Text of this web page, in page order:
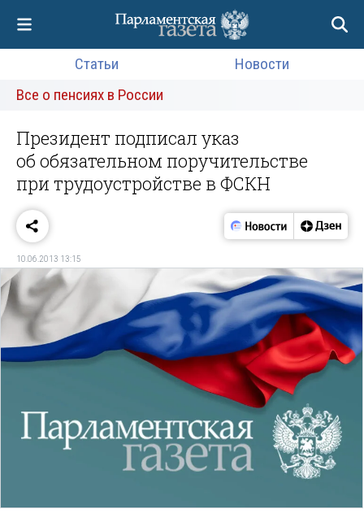
Статьи
Новости
Все о пенсиях в России
Президент подписал указ
об обязательном поручительстве
при трудоустройстве в ФСКН
10.06.2013 13:15